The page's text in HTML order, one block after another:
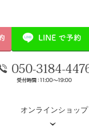
オンラインショップ